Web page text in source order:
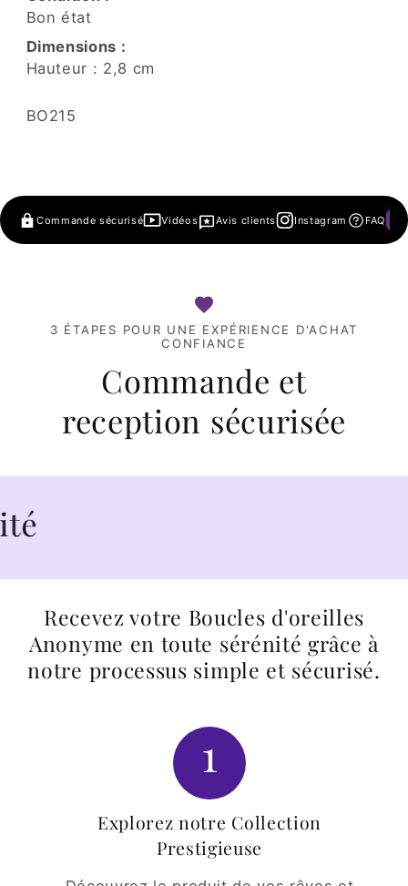
Bon état
Dimensions :
Hauteur : 2,8 cm
SKU:
BO215
Commande sécurisé Vidéos Avis clients Instagram FAQ
3 ÉTAPES POUR UNE EXPÉRIENCE D'ACHAT
CONFIANCE
Commande et
reception sécurisée
Recevez votre Boucles d'oreilles
Anonyme en toute sérénité grâce à
notre processus simple et sécurisé.
1
Explorez notre Collection
Prestigieuse